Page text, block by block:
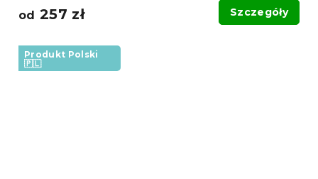
od 257 zł Szczegóły
Produkt Polski
🇵🇱